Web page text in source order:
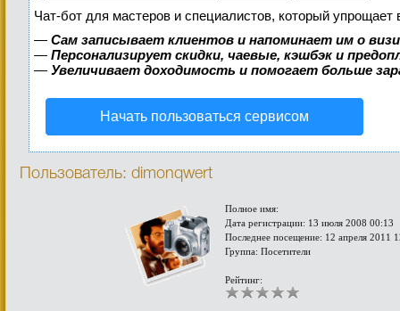
Чат-бот для мастеров и специалистов, который упрощает
— Сам записывает клиентов и напоминает им о
— Персонализирует скидки, чаевые, кэшбэк и
— Увеличивает доходимость и помогает больше
Начать пользоваться сервисом
Пользователь: dimonqwert
Полное имя:
Дата регистрации: 13 июля 2008 00:13
Последнее посещение: 12 апреля 2011
Группа: Посетители
Рейтинг: